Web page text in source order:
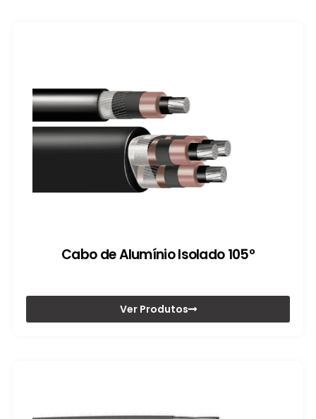
Cabo de Alumínio Isolado 105º
Ver Produtos